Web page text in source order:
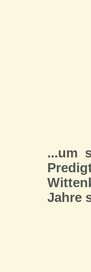
...um
Jahre